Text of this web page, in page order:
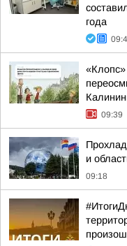
года
09:39
и
09:18